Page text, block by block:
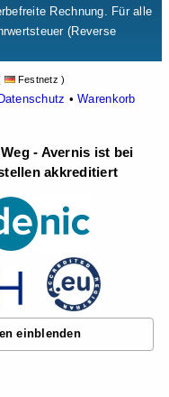
Rechnung. Für alle
(Reverse
Festnetz )
Datenschutz •Warenkorb
- Avernis ist bei
akkreditiert
einblenden